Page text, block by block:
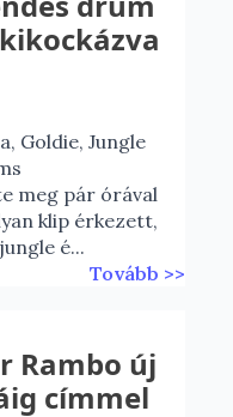
Goldie, Jungle
meg pár órával
klip érkezett,
é...
Tovább >>
Rambo új
címmel